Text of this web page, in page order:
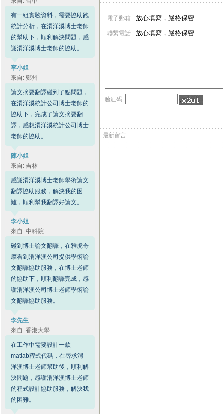
有一組實驗資料，需要協助跑
統計分析，在渭洋溪博士老師
的幫助下，順利解決問題，感
謝渭洋溪博士老師的協助。
李小姐
來自: 鄭州
論文摘要翻譯碰到了點問題，
在渭洋溪統計公司博士老師的
協助下，完成了論文摘要翻
譯，感想渭洋溪統計公司博士
老師的協助。
陳小姐
來自: 吉林
感謝渭洋溪博士老師學術論文
翻譯協助服務，解決我的困
難，順利幫我翻譯好論文。
李小姐
來自: 中科院
碰到博士論文翻譯，在雅虎奇
摩看到渭洋溪公司提供學術論
文翻譯協助服務，在博士老師
的協助下，順利翻譯完成，感
謝渭洋溪公司博士老師學術論
文翻譯協助服務。
李先生
來自: 香港大學
在工作中需要設計一款
matlab程式代碼，在尋求渭
洋溪博士老師幫助後，順利解
決問題，感謝渭洋溪博士老師
的程式設計協助服務，解決我
的困難。
電子郵箱:
聯繫電話:
验证码:
最新留言